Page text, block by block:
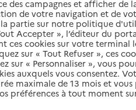
des campagnes et afficher de
de votre navigation et de
partie sur notre politique
Accepter », l’éditeur du
ces cookies sur votre terminal
sur « Tout Refuser », ces
sur « Personnaliser », vous
auxquels vous consentez.
maximale de 13 mois et
préférences à tout moment